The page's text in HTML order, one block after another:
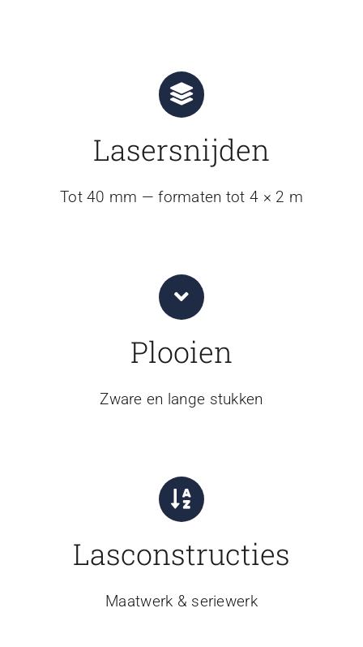
Lasersnijden
Tot 40 mm — formaten tot 4 × 2 m
Plooien
Zware en lange stukken
Lasconstructies
Maatwerk & seriewerk